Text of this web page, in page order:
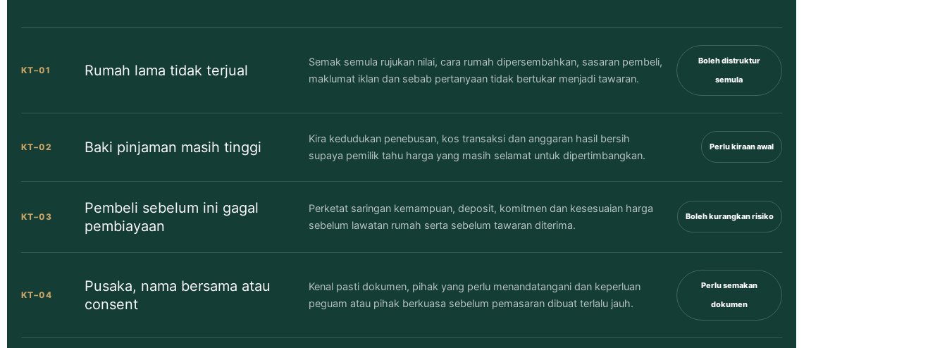
KT–01 Rumah lama tidak terjual
Semak semula rujukan nilai, cara rumah dipersembahkan, sasaran pembeli,
maklumat iklan dan sebab pertanyaan tidak bertukar menjadi tawaran.
Boleh distruktur
semula
KT–02 Baki pinjaman masih tinggi
Kira kedudukan penebusan, kos transaksi dan anggaran hasil bersih
supaya pemilik tahu harga yang masih selamat untuk dipertimbangkan.
Perlu kiraan awal
KT–03
Pembeli sebelum ini gagal
pembiayaan
Perketat saringan kemampuan, deposit, komitmen dan kesesuaian harga
sebelum lawatan rumah serta sebelum tawaran diterima.
Boleh kurangkan risiko
KT–04
Pusaka, nama bersama atau
consent
Kenal pasti dokumen, pihak yang perlu menandatangani dan keperluan
peguam atau pihak berkuasa sebelum pemasaran dibuat terlalu jauh.
Perlu semakan
dokumen